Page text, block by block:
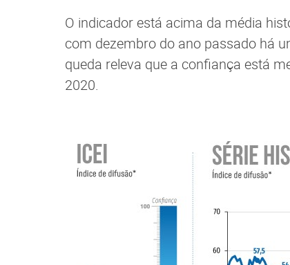
O indicador está acima da média
com dezembro do ano passado há
queda releva que a confiança está
2020.